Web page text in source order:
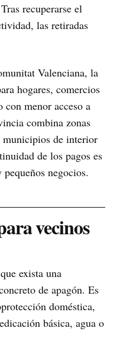
recuperarse el
las retiradas
Valenciana, la
hogares, comercios
con menor acceso a
combina zonas
municipios de interior
de los pagos es
negocios.
vecinos
exista una
de apagón. Es
doméstica,
básica, agua o